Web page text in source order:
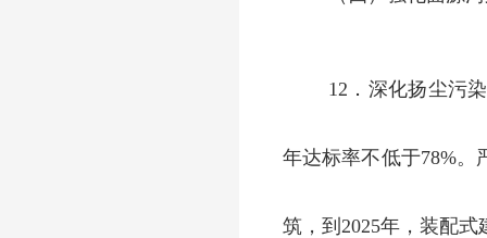
12．深化扬尘污
年达标率不低于78%。
筑，到2025年，装配